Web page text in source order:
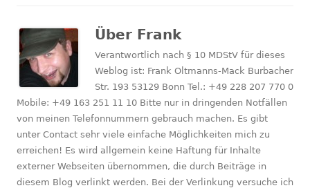
Über Frank
Verantwortlich nach § 10 MDStV für dieses
Weblog ist: Frank Oltmanns-Mack Burbacher
Str. 193 53129 Bonn Tel.: +49 228 207 770 0
Mobile: +49 163 251 11 10 Bitte nur in dringenden Notfällen
von meinen Telefonnummern gebrauch machen. Es gibt
unter Contact sehr viele einfache Möglichkeiten mich zu
erreichen! Es wird allgemein keine Haftung für Inhalte
externer Webseiten übernommen, die durch Beiträge in
diesem Blog verlinkt werden. Bei der Verlinkung versuche ich